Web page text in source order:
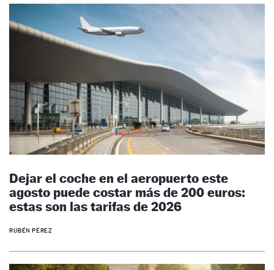
Dejar el coche en el aeropuerto este
agosto puede costar más de 200 euros:
estas son las tarifas de 2026
RUBÉN PÉREZ